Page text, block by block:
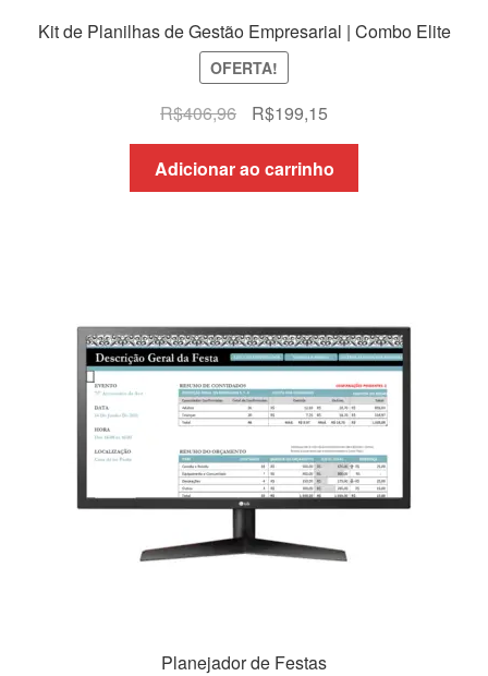
Kit de Planilhas de Gestão Empresarial | Combo Elite
OFERTA!
R$406,96
O
preço
original
era:
R$199,15O
preço
atual
é:
Adicionar ao carrinho
Planejador de Festas